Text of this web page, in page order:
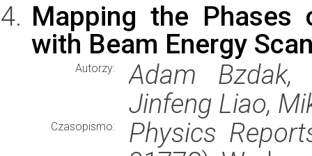
Mapping the Phases
with Beam Energy
Autorzy:
Adam Bzdak,
Jinfeng Liao,
Czasopismo:
Physics